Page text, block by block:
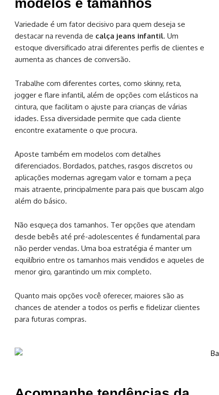
modelos e tamanhos
Variedade é um fator decisivo para quem deseja se
destacar na revenda de calça jeans infantil. Um
estoque diversificado atrai diferentes perfis de clientes e
aumenta as chances de conversão.
Trabalhe com diferentes cortes, como skinny, reta,
jogger e flare infantil, além de opções com elásticos na
cintura, que facilitam o ajuste para crianças de várias
idades. Essa diversidade permite que cada cliente
encontre exatamente o que procura.
Aposte também em modelos com detalhes
diferenciados. Bordados, patches, rasgos discretos ou
aplicações modernas agregam valor e tornam a peça
mais atraente, principalmente para pais que buscam algo
além do básico.
Não esqueça dos tamanhos. Ter opções que atendam
desde bebês até pré-adolescentes é fundamental para
não perder vendas. Uma boa estratégia é manter um
equilíbrio entre os tamanhos mais vendidos e aqueles de
menor giro, garantindo um mix completo.
Quanto mais opções você oferecer, maiores são as
chances de atender a todos os perfis e fidelizar clientes
para futuras compras.